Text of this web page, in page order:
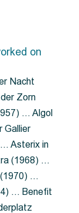
on
Nacht
Zorn
… Algol
Gallier
Asterix in
(1968) …
(1970) …
… Benefit